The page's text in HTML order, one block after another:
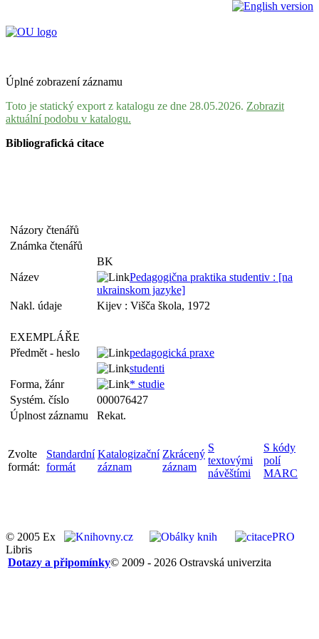
Úplné zobrazení záznamu
Toto je statický export z katalogu ze dne 28.05.2026. Zobrazit
aktuální podobu v katalogu.
Bibliografická citace
Názory čtenářů
Známka čtenářů
BK
Název
Pedagogična praktika studentiv : [na
ukrainskom jazyke]
Nakl. údaje
Kijev : Višča škola, 1972
EXEMPLÁŘE
Předmět - heslo
pedagogická praxe
studenti
Forma, žánr
* studie
Systém. číslo
000076427
Úplnost záznamu
Rekat.
Zvolte
formát:
Standardní
formát
Katalogizační
záznam
Zkrácený
záznam
S
textovými
návěštími
S kódy
polí
MARC
© 2005 Ex
Libris
© 2009 - 2026 Ostravská univerzita
Dotazy a připomínky